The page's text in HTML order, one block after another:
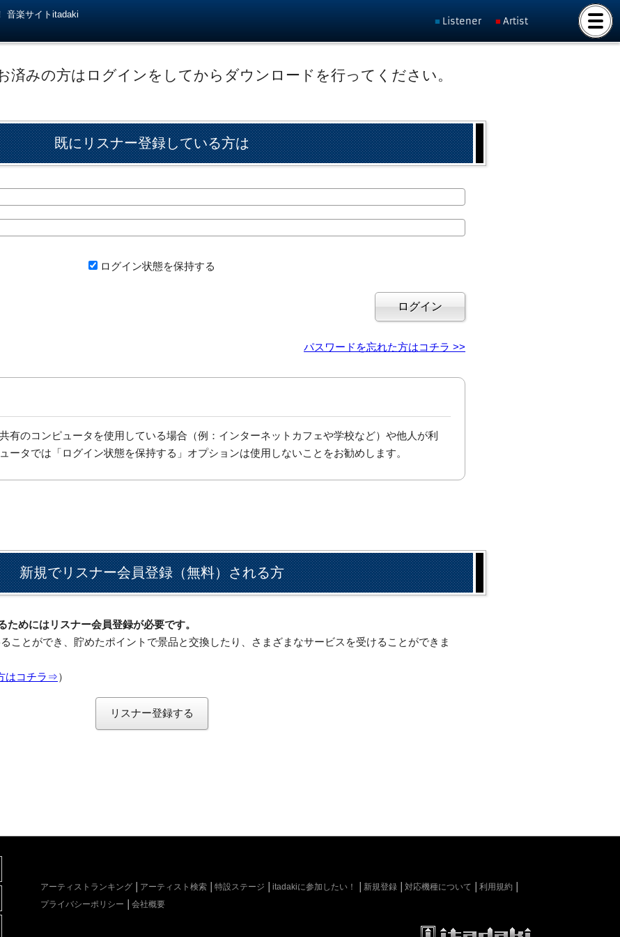
音楽サイトitadaki
Listener Artist
済みの方はログインをしてからダウンロードを行ってください。
既にリスナー登録している方は
ログイン状態を保持する
パスワードを忘れた方はコチラ >>
有のコンピュータを使用している場合（例：インターネットカフェや学校など）や他人が利
ータでは「ログイン状態を保持する」オプションは使用しないことをお勧めします。
新規でリスナー会員登録（無料）される方
めにはリスナー会員登録が必要です。
ことができ、貯めたポイントで景品と交換したり、さまざまなサービスを受けることができま
はコチラ⇒）
リスナー登録する
アーティストランキング アーティスト検索 特設ステージ itadakiに参加したい！ 新規登録 対応機種について
利用規約
プライバシーポリシー
会社概要